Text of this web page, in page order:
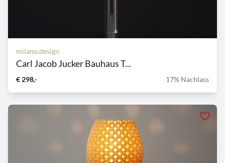
milano.design
Carl Jacob Jucker Bauhaus T...
€ 298,- 17% Nachlass